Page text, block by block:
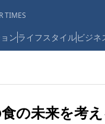
TIMES
ンライフスタイルビジネ
の未来を考